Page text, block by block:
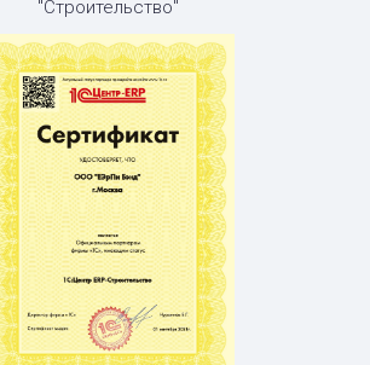
"Строительство"